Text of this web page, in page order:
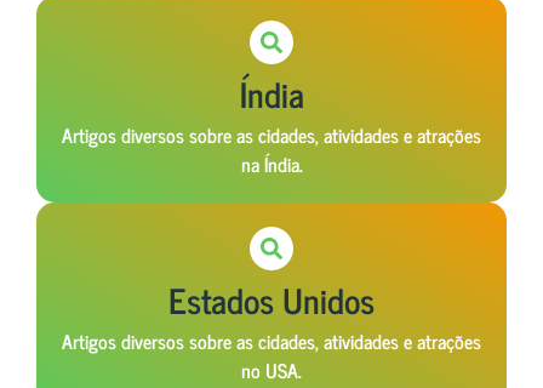
Índia
Artigos diversos sobre as cidades, atividades e atrações
na Índia.
Estados Unidos
Artigos diversos sobre as cidades, atividades e atrações
no USA.